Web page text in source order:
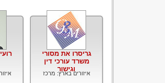
גריסרו את מסורי
משרד עורכי דין
וגישור
איזורים בארץ: מרכז